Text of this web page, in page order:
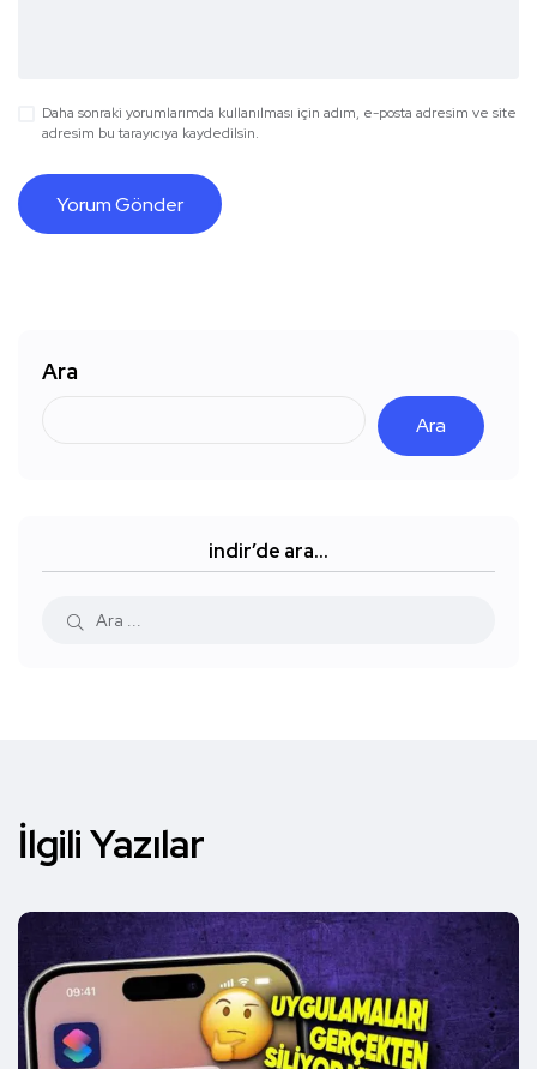
Daha sonraki yorumlarımda kullanılması için adım, e-posta adresim ve site
adresim bu tarayıcıya kaydedilsin.
Ara
Ara
indir’de ara…
İlgili Yazılar